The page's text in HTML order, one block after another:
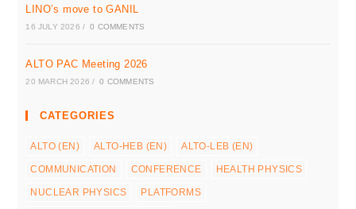
LINO’s move to GANIL
16 JULY 2026 / 0 COMMENTS
ALTO PAC Meeting 2026
20 MARCH 2026 / 0 COMMENTS
CATEGORIES
ALTO (EN) ALTO-HEB (EN) ALTO-LEB (EN)
COMMUNICATION CONFERENCE HEALTH PHYSICS
NUCLEAR PHYSICS PLATFORMS